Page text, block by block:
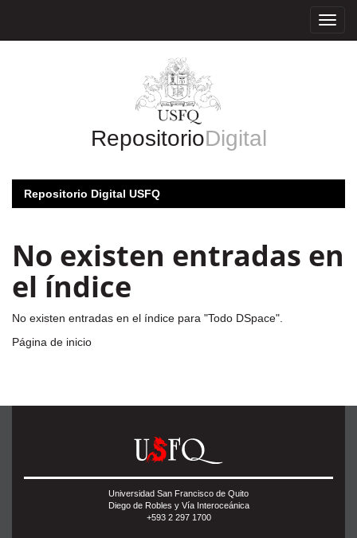
RepositorioDigital
Repositorio Digital USFQ
No existen entradas en
el índice
No existen entradas en el índice para "Todo DSpace".
Página de inicio
Universidad San Francisco de Quito
Diego de Robles y Vía Interoceánica
+593 2 297 1700